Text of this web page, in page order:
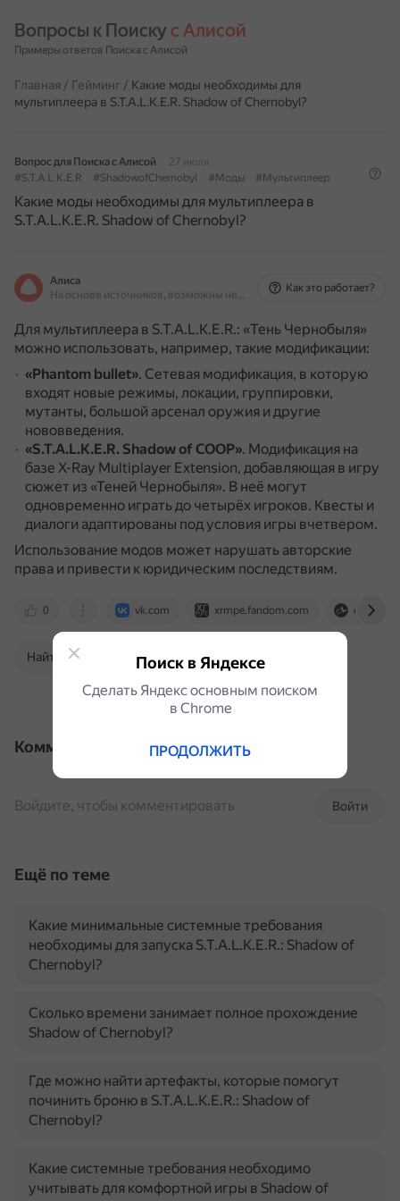
Вопросы к Поиску с Алисой
Примеры ответов Поиска с Алисой
Главная / Гейминг / Какие моды необходимы для
мультиплеера в S.T.A.L.K.E.R. Shadow of Chernobyl?
Вопрос для Поиска с Алисой
27 июля
#S.T.A.L.K.E.R
#ShadowofChernobyl #Моды #Мультиплеер
Какие моды необходимы для мультиплеера в
S.T.A.L.K.E.R. Shadow of Chernobyl?
Алиса
На основе источников, возможны неточности
Как это работает?
Для мультиплеера в S.T.A.L.K.E.R.: «Тень Чернобыля»
можно использовать, например, такие модификации:
«Phantom bullet». Сетевая модификация, в которую
входят новые режимы, локации, группировки,
мутанты, большой арсенал оружия и другие
нововведения.
«S.T.A.L.K.E.R. Shadow of COOP». Модификация на
базе X-Ray Multiplayer Extension, добавляющая в игру
сюжет из «Теней Чернобыля». В неё могут
одновременно играть до четырёх игроков. Квесты и
диалоги адаптированы под условия игры вчетвером.
Использование модов может нарушать авторские
права и привести к юридическим последствиям.
0 vk.com xrmpe.fandom.com coop-
Найти в Поиске
Комментарии
Войти
Войдите, чтобы комментировать
Ещё по теме
Какие минимальные системные требования
необходимы для запуска S.T.A.L.K.E.R.: Shadow of
Chernobyl?
Сколько времени занимает полное прохождение
Shadow of Chernobyl?
Где можно найти артефакты, которые помогут
починить броню в S.T.A.L.K.E.R.: Shadow of
Chernobyl?
Какие системные требования необходимо
учитывать для комфортной игры в Shadow of
Поиск в Яндексе
Сделать Яндекс основным поиском
в Сhrome
ПРОДОЛЖИТЬ